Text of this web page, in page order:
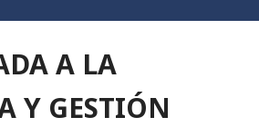
A LA
Y GESTIÓN